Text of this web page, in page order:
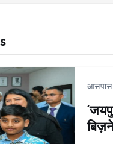
आसपास